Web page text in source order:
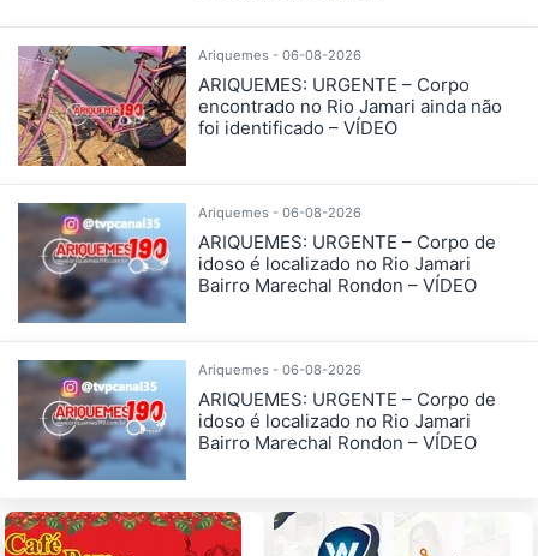
Ariquemes - 06-08-2026
ARIQUEMES: URGENTE – Corpo
encontrado no Rio Jamari ainda não
foi identificado – VÍDEO
Ariquemes - 06-08-2026
ARIQUEMES: URGENTE – Corpo de
idoso é localizado no Rio Jamari
Bairro Marechal Rondon – VÍDEO
Ariquemes - 06-08-2026
ARIQUEMES: URGENTE – Corpo de
idoso é localizado no Rio Jamari
Bairro Marechal Rondon – VÍDEO